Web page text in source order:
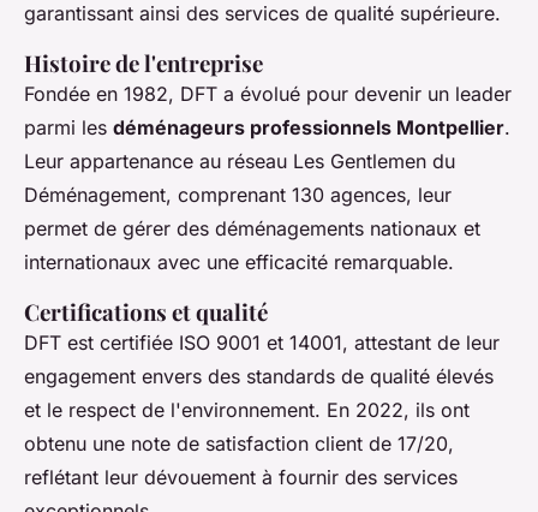
garantissant ainsi des services de qualité supérieure.
Histoire de l'entreprise
Fondée en 1982, DFT a évolué pour devenir un leader
parmi les déménageurs professionnels Montpellier.
Leur appartenance au réseau Les Gentlemen du
Déménagement, comprenant 130 agences, leur
permet de gérer des déménagements nationaux et
internationaux avec une efficacité remarquable.
Certifications et qualité
DFT est certifiée ISO 9001 et 14001, attestant de leur
engagement envers des standards de qualité élevés
et le respect de l'environnement. En 2022, ils ont
obtenu une note de satisfaction client de 17/20,
reflétant leur dévouement à fournir des services